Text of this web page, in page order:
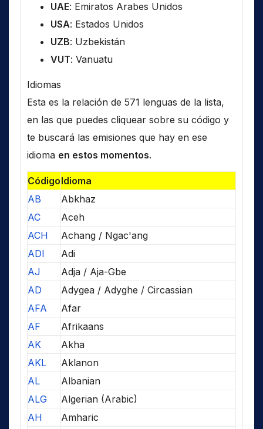
UAE: Emiratos Arabes Unidos
USA: Estados Unidos
UZB: Uzbekistán
VUT: Vanuatu
Idiomas
Esta es la relación de 571 lenguas de la lista,
en las que puedes cliquear sobre su código y
te buscará las emisiones que hay en ese
idioma en estos momentos.
CódigoIdioma
AB
Abkhaz
AC
Aceh
ACH
Achang / Ngac'ang
ADI
Adi
AJ
Adja / Aja-Gbe
AD
Adygea / Adyghe / Circassian
AFA
Afar
AF
Afrikaans
AK
Akha
AKL
Aklanon
AL
Albanian
ALG
Algerian (Arabic)
AH
Amharic